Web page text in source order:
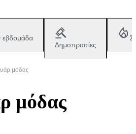
εβδομάδα
Δημοπρασίες
μόδας
μόδας